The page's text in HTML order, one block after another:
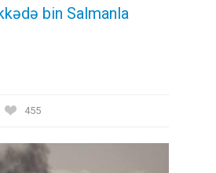
bin Salmanla
455